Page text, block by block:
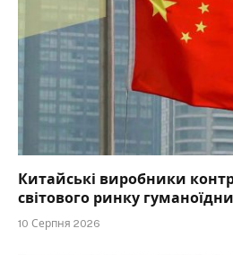
Китайські виробники
світового ринку
10 Серпня 2026